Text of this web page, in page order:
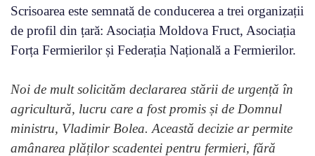
Scrisoarea este semnată de conducerea a trei organizații
de profil din țară: Asociația Moldova Fruct, Asociația
Forța Fermierilor și Federația Națională a Fermierilor.
Noi de mult solicităm declararea stării de urgență în
agricultură, lucru care a fost promis și de Domnul
ministru, Vladimir Bolea. Această decizie ar permite
amânarea plăților scadentei pentru fermieri, fără